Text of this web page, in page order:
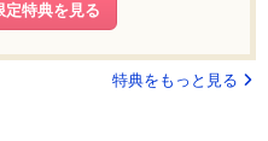
定特典を見る
特典をもっと見る